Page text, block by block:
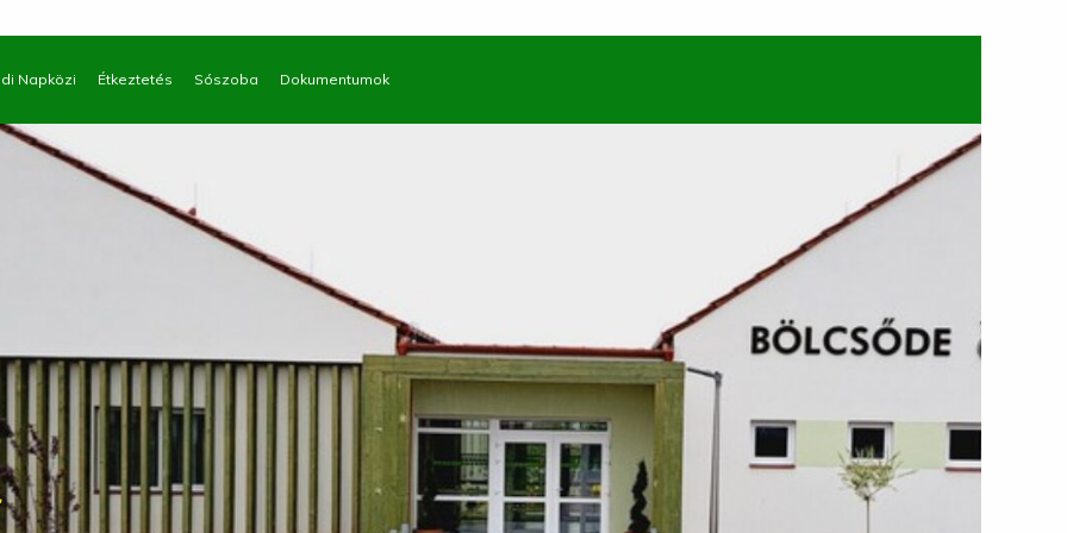
Napközi Étkeztetés Sószoba
Dokumentumok